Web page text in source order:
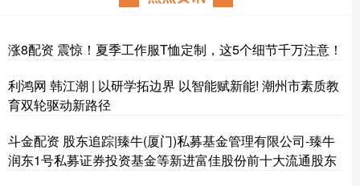
涨8配资 震惊！夏季工作服T恤定制，这5个细节千万注意！
利鸿网 韩江潮 | 以研学拓边界 以智能赋新能! 潮州市素质教
育双轮驱动新路径
斗金配资 股东追踪|臻牛(厦门)私募基金管理有限公司-臻牛
润东1号私募证券投资基金等新进富佳股份前十大流通股东